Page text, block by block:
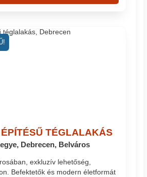
TÉGLALAKÁS
Debrecen, Belváros
exkluzív lehetőség,
Befektetők és modern életformát